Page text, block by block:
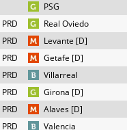
PSG
PRD Real Oviedo
PRD Levante [D]
PRD Getafe [D]
PRD Villarreal
PRD Girona [D]
PRD Alaves [D]
PRD Valencia